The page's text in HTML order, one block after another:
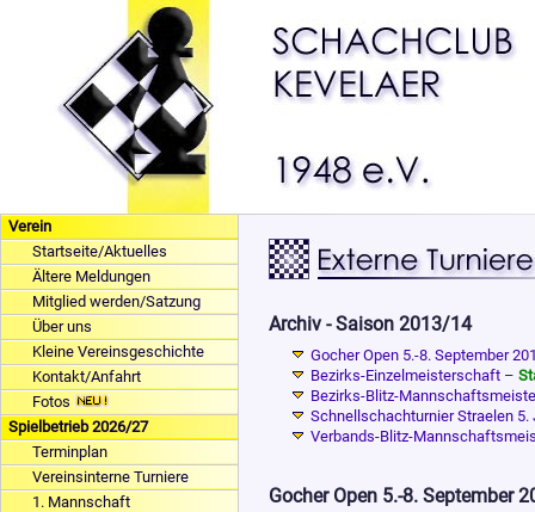
Verein
Startseite/Aktuelles
Ältere Meldungen
Mitglied werden/Satzung
Über uns
Kleine Vereinsgeschichte
Kontakt/Anfahrt
Fotos
Spielbetrieb 2026/27
Terminplan
Vereinsinterne Turniere
1. Mannschaft
Archiv - Saison 2013/14
Gocher Open 5.-8. September
Bezirks-Einzelmeisterschaft –
Bezirks-Blitz-
Schnellschachturnier Straelen 5.
Verbands-Blitz-
Gocher Open 5.-8. September